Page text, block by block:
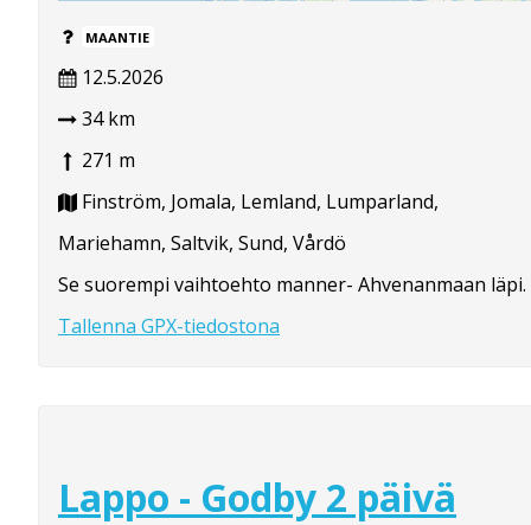
MAANTIE
12.5.2026
34 km
271 m
Finström, Jomala, Lemland, Lumparland,
Mariehamn, Saltvik, Sund, Vårdö
Se suorempi vaihtoehto manner- Ahvenanmaan läpi.
Tallenna GPX-tiedostona
Lappo - Godby 2 päivä